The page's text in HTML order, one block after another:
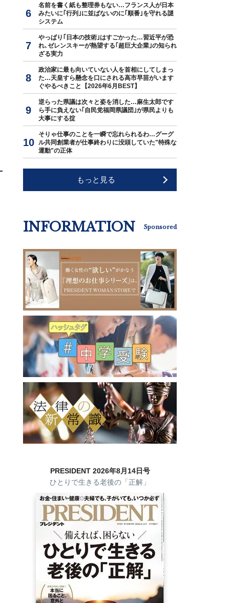
名前を書く紙も整理券もない…フランス人が日本
みたいに｢行列｣に並ばないのに｢順番｣を守れる謎
システム
やっぱり｢日本の技術｣はすごかった…習近平が恐
れ､ゼレンスキーが熱望する｢超巨大企業｣の知られ
ざる実力
政治家に最も向いていない人を首相にしてしまっ
た…天皇すら懸念を口にされる高市早苗がいます
ぐやるべきこと【2026年6月BEST】
逆らった県議は次々と姿を消した…麻生太郎です
ら手に負えない｢自民党福岡県議団｣が県民よりも
大事にする掟
そりゃ仕事のことを一瞬で忘れられるわ…グーグ
ル共同創業者が仕事終わりに没頭していた"特殊な
運動"の正体
もっと見る
INFORMATION Sponsored
PRESIDENT 2026年8月14日号
ひとりで生きる老後の「正解」